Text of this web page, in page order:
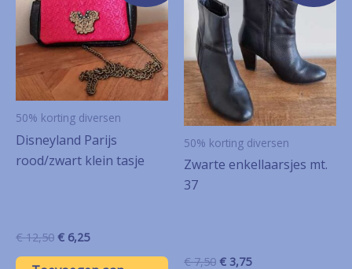
50% korting diversen
Disneyland Parijs
rood/zwart klein tasje
€12,50 Oorspronkelijke
was:
€ 6,25Huidige
is:
50% korting diversen
Zwarte enkellaarsjes mt.
37
€7,50 Oorspronkelijke
€ 3,75Huidige